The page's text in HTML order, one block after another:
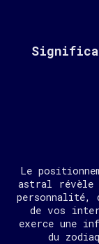
Le
astral révèle
personnalité,
de vos
exerce une
du